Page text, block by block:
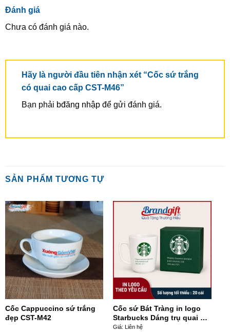
Đánh giá
Chưa có đánh giá nào.
Hãy là người đầu tiên nhận xét “Cốc sứ trắng
có quai cao cấp CST-M46”
Bạn phải bđăng nhậpđể gửi đánh giá.
SẢN PHẨM TƯƠNG TỰ
Cốc Cappuccino sứ trắng
đẹp CST-M42
Cốc sứ Bát Tràng in logo
Starbucks Dáng trụ quai C
CST-M114
Giá: Liên hệ